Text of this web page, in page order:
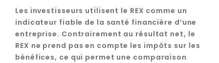
Les investisseurs utilisent le REX comme un
indicateur fiable de la santé financière d’une
entreprise. Contrairement au résultat net, le
REX ne prend pas en compte les impôts sur les
bénéfices, ce qui permet une comparaison